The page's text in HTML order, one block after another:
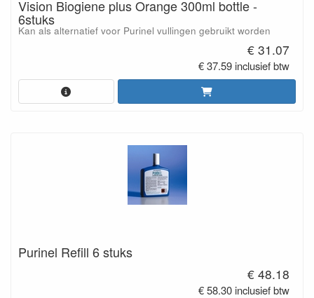
Vision Biogiene plus Orange 300ml bottle -
6stuks
Kan als alternatief voor Purinel vullingen gebruikt worden
€ 31.07
€ 37.59 inclusief btw
Purinel Refill 6 stuks
€ 48.18
€ 58.30 inclusief btw